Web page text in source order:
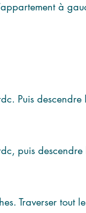
à
Puis
puis descendre
Traverser tout